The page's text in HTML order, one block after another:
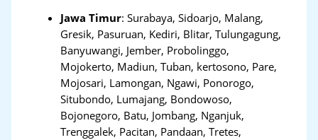
Jawa Timur:Surabaya, Sidoarjo, Malang,
Gresik, Pasuruan, Kediri, Blitar, Tulungagung,
Banyuwangi, Jember, Probolinggo,
Mojokerto, Madiun, Tuban, kertosono, Pare,
Mojosari, Lamongan, Ngawi, Ponorogo,
Situbondo, Lumajang, Bondowoso,
Bojonegoro, Batu, Jombang, Nganjuk,
Trenggalek, Pacitan, Pandaan, Tretes,